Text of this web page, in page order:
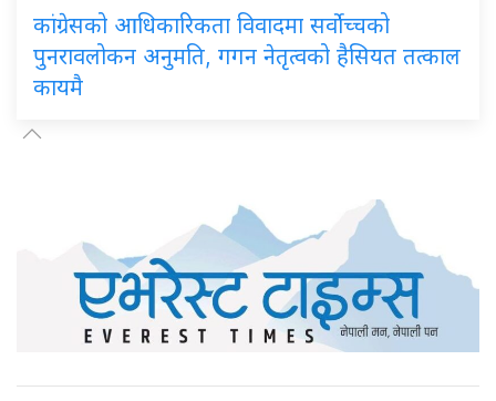
कांग्रेसको आधिकारिकता विवादमा सर्वोच्चको
पुनरावलोकन अनुमति, गगन नेतृत्वको हैसियत तत्काल
कायमै